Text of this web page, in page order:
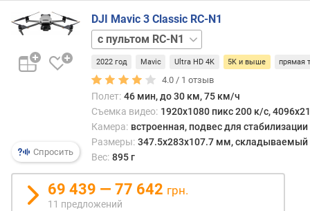
для
л
н
и
о
л
ч
Спросить
DJI Mavic 3 Classic RC-N1
без
пультас
пультом
DJI
RC
2022 год Mavic Ultra HD 4K 5K и выше прямая
4.0 / 1 отзыв
Полет: 46 мин, до 30 км, 75 км/ч
Съемка видео: 1920x1080 пикс 200 к/с,
Камера: встроенная, подвес для стабилизации
Размеры: 347.5x283x107.7 мм, складываемый
Вес: 895 г
69 439 — 77 642 грн.
11 предложений